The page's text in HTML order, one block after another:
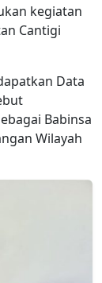
kegiatan
Cantigi
Data
Babinsa
Wilayah